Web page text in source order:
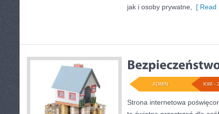
jak i osoby prywatne,
[ Read
KWI -
ADMIN
Strona internetowa